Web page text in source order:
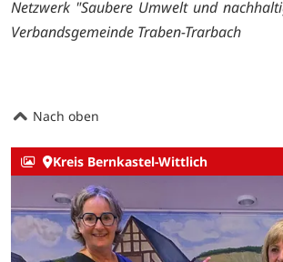
Netzwerk "Saubere Umwelt und
Verbandsgemeinde Traben-Trarbach
Nach oben
Kreis Bernkastel-Wittlich